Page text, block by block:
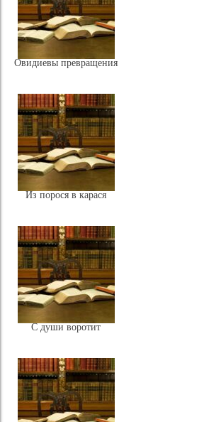
Овидиевы превращения
Из порося в карася
С души воротит